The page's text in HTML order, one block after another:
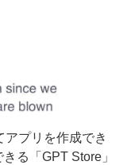
プリを作成でき
る「GPT Store」